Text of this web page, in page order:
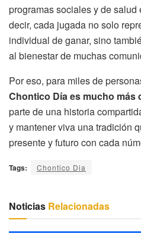
programas sociales y de
decir, cada jugada no solo
individual de ganar, sino
al bienestar de muchas
Por eso, para miles de
Chontico Día es mucho más
parte de una historia
y mantener viva una tradición
presente y futuro con cada
Tags: Chontico Dia
Noticias Relacionadas